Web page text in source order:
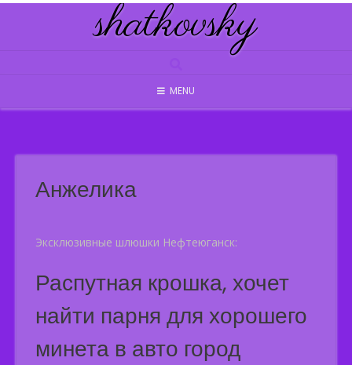
Skip
shatkovsky
MENU
Анжелика
Эксклюзивные шлюшки Нефтеюганск:
Распутная крошка, хочет
найти парня для хорошего
минета в авто город